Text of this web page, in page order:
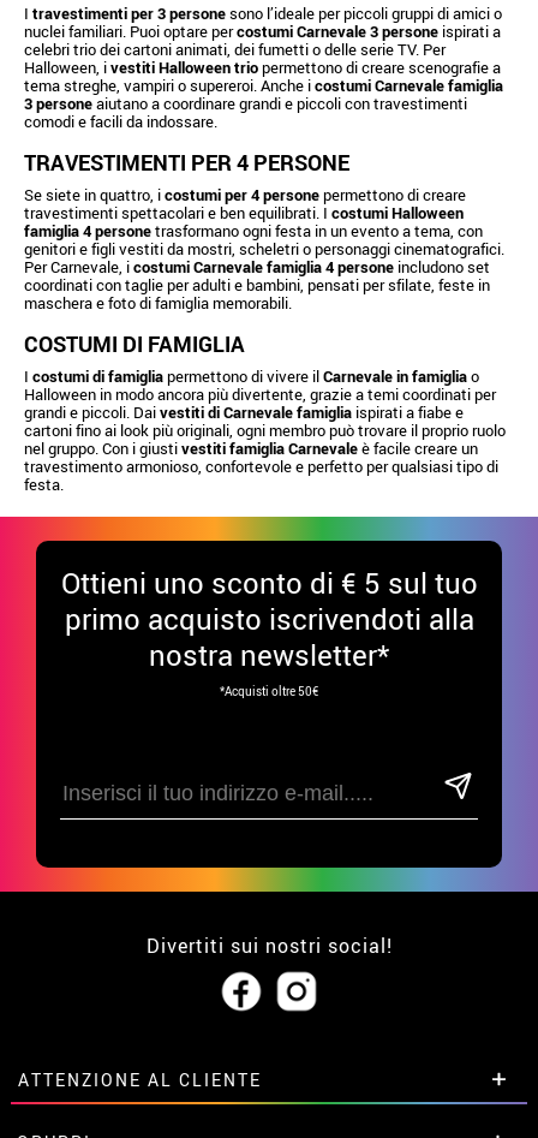
I travestimenti per 3 personesono l’ideale per piccoli gruppi di amici o
nuclei familiari. Puoi optare percostumi Carnevale 3 persone ispirati a
celebri trio dei cartoni animati, dei fumetti o delle serie TV. Per
Halloween, ivestiti Halloween triopermettono di creare scenografie a
tema streghe, vampiri o supereroi. Anche icostumi Carnevale famiglia
3 personeaiutano a coordinare grandi e piccoli con travestimenti
comodi e facili da indossare.
TRAVESTIMENTI PER 4 PERSONE
Se siete in quattro, icostumi per 4 personepermettono di creare
travestimenti spettacolari e ben equilibrati. I costumi Halloween
famiglia 4 personetrasformano ogni festa in un evento a tema, con
genitori e figli vestiti da mostri, scheletri o personaggi cinematografici.
Per Carnevale, icostumi Carnevale famiglia 4 persone includono set
coordinati con taglie per adulti e bambini, pensati per sfilate, feste in
maschera e foto di famiglia memorabili.
COSTUMI DI FAMIGLIA
I costumi di famigliapermettono di vivere ilCarnevale in famigliao
Halloween in modo ancora più divertente, grazie a temi coordinati per
grandi e piccoli. Daivestiti di Carnevale famiglia ispirati a fiabe e
cartoni fino ai look più originali, ogni membro può trovare il proprio ruolo
nel gruppo. Con i giustivestiti famiglia Carnevaleè facile creare un
travestimento armonioso, confortevole e perfetto per qualsiasi tipo di
festa.
Ottieni uno sconto di € 5 sul tuo
primo acquisto iscrivendoti alla
nostra newsletter*
*Acquisti oltre 50€
Divertiti sui nostri social!
ATTENZIONE AL CLIENTE